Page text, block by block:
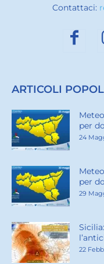
Contattaci:
ARTICOLI
per
24
per
29
22